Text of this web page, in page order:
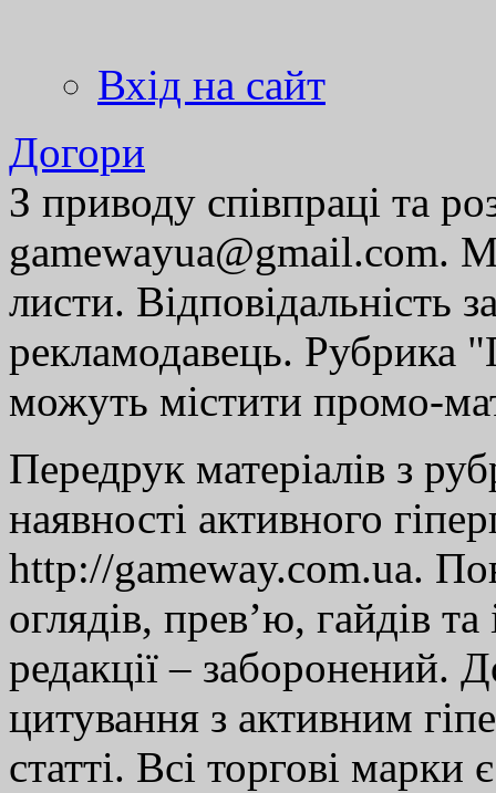
Вхід на сайт
Догори
З приводу співпраці та
gamewayua@gmail.com.
листи. Відповідальність
рекламодавець. Рубрика
можуть містити промо-
Передрук матеріалів з
наявності активного
http://gameway.com.ua.
оглядів, прев’ю, гайдів
редакції – заборонений.
цитування з активним
статті. Всі торгові марки